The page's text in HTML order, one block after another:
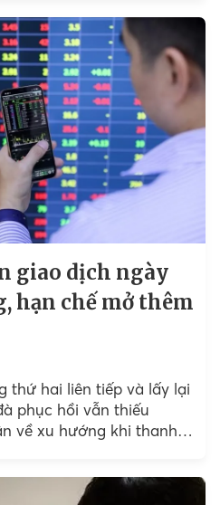
giao dịch ngày
hạn chế mở thêm
thứ hai liên tiếp và lấy lại
phục hồi vẫn thiếu
về xu hướng khi thanh